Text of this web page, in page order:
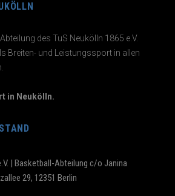
des TuS Neukölln 1865 e.V.
Breiten- und Leistungssport in allen
in Neukölln.
| Basketball-Abteilung c/o Janina
29, 12351 Berlin